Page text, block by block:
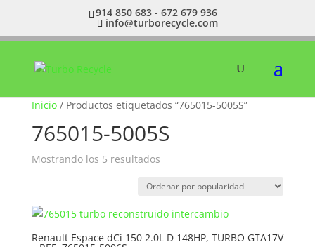
914 850 683 - 672 679 936
info@turborecycle.com
Inicio/ Productos etiquetados “765015-5005S”
765015-5005S
Mostrando los 5 resultadosOrdenado
popularidad
Renault Espace dCi 150 2.0L D 148HP, TURBO GTA17V